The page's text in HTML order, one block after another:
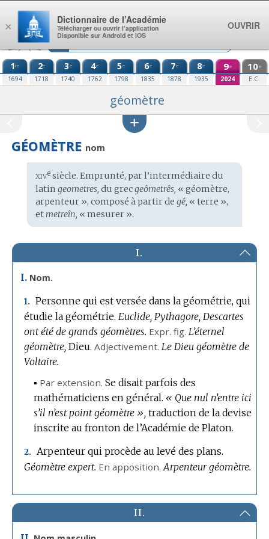
Aller au contenu
1re
1694
2e
1718
3e
1740
4e
1762
5e
1798
6e
1835
7e
1878
8e
1935
9e
2024
10e
E.C.
géomètre
GÉOMÈTRE nom
Étymologie
:
xivesiècle. Emprunté, par l’intermédiaire du
latin geometres, du grecgeômetrês, « géomètre,
arpenteur », composé à partir de gê, « terre »,
etmetreîn, « mesurer ».
I.
I. Nom.
1. Personne qui est versée dans la géométrie, qui
étudie la géométrie. Euclide, Pythagore, Descartes
ont été de grands géomètres. Expr. fig. L’éternel
géomètre, Dieu. Adjectivement. Le Dieu géomètre de
Voltaire.
▪ Par extension. Se disait parfois des
mathématiciens en général. « Que nul n’entre ici
s’il n’est point géomètre », traduction de la devise
inscrite au fronton de l’Académie de Platon.
2.
Arpenteur qui procède au levé des plans.
Géomètre expert. En apposition. Arpenteur géomètre.
II.
×
Dictionnaire de l’Académie
Télécharger ou ouvrir l’application
Disponible sur Android et iOS
OUVRIR